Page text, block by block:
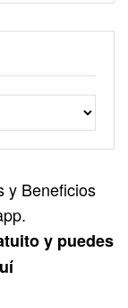
y Beneficios
y puedes